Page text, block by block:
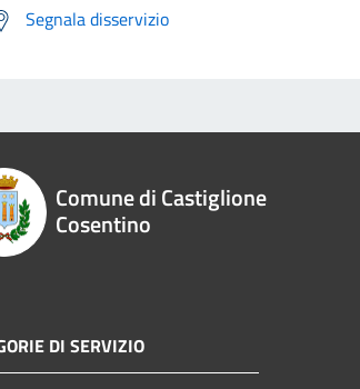
Segnala disservizio
Comune di Castiglione
Cosentino
DI SERVIZIO